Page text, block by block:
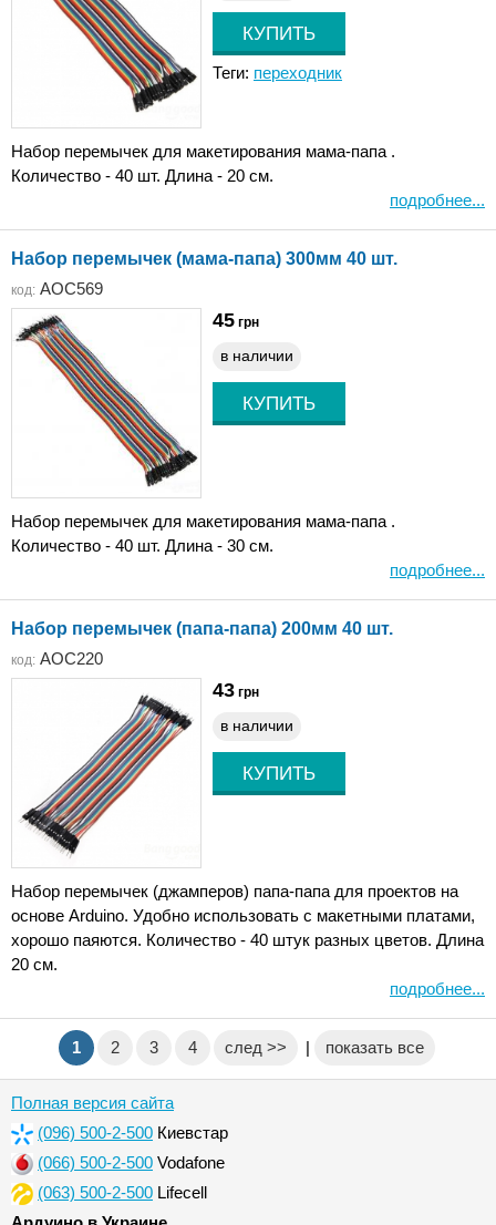
Теги: переходник
Набор перемычек для макетирования мама-папа .
Количество - 40 шт. Длина - 20 см.
подробнее...
Набор перемычек (мама-папа) 300мм 40 шт.
код: AOC569
45 грн
в наличии
Набор перемычек для макетирования мама-папа .
Количество - 40 шт. Длина - 30 см.
подробнее...
Набор перемычек (папа-папа) 200мм 40 шт.
код: AOC220
43 грн
в наличии
Набор перемычек (джамперов) папа-папа для проектов на
основе Arduino. Удобно использовать с макетными платами,
хорошо паяются. Количество - 40 штук разных цветов. Длина
20 см.
подробнее...
1 2 3 4 след >> | показать все
Полная версия сайта
(096) 500-2-500 Киевстар
(066) 500-2-500 Vodafone
(063) 500-2-500 Lifecell